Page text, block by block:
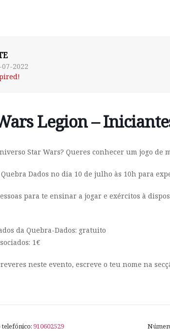
07-2022
Legion –
Star Wars? Queres conhecer um jogo
Dados no dia 10 de julho às 10h para
para te ensinar a jogar e exércitos à
da Quebra-Dados: gratuito
1€
neste evento, escreve o teu nome na
telefónico:910602529